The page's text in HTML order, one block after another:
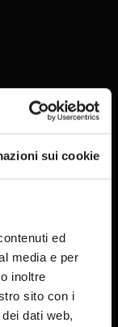
sui cookie
ed
media e per
inoltre
sito con i
dati web,